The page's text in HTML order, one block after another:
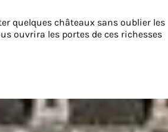
quelques châteaux sans oublier les
ouvrira les portes de ces richesses